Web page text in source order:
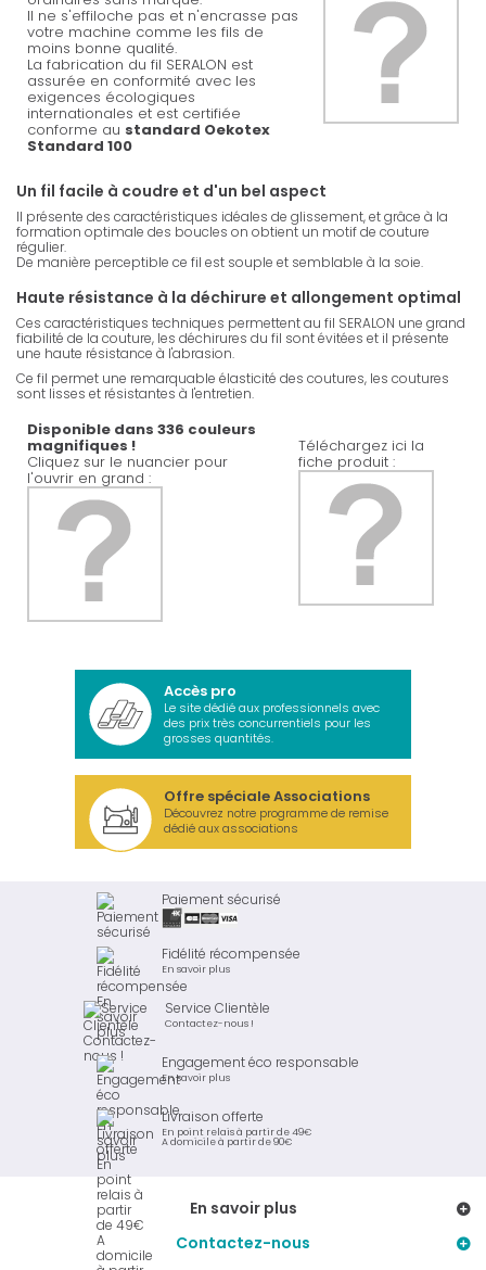
Il ne s'effiloche pas et n'encrasse pas
votre machine comme les fils de
moins bonne qualité.
La fabrication du fil SERALON est
assurée en conformité avec les
exigences écologiques
internationales et est certifiée
conforme au standard Oekotex
Standard 100
Un fil facile à coudre et d'un bel aspect
Il présente des caractéristiques idéales de glissement, et grâce à la
formation optimale des boucles on obtient un motif de couture
régulier.
De manière perceptible ce fil est souple et semblable à la soie.
Haute résistance à la déchirure et allongement optimal
Ces caractéristiques techniques permettent au fil SERALON une grand
fiabilité de la couture, les déchirures du fil sont évitées et il présente
une haute résistance à l'abrasion.
Ce fil permet une remarquable élasticité des coutures, les coutures
sont lisses et résistantes à l'entretien.
Disponible dans 336 couleurs
magnifiques !
Cliquez sur le nuancier pour
l'ouvrir en grand :
Téléchargez ici la
fiche produit :
Accès pro
Le site dédié aux professionnels avec
des prix très concurrentiels pour les
grosses quantités.
Offre spéciale Associations
Découvrez notre programme de remise
dédié aux associations
Paiement sécurisé
Fidélité récompensée
En savoir plus
Service Clientèle
Contactez-nous !
Engagement éco responsable
En savoir plus
Livraison offerte
En point relais à partir de 49€
A domicile à partir de 90€
En savoir plus
Contactez-nous